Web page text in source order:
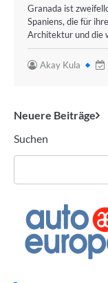
Granada ist
Spaniens, die für
Architektur und die
Akay Kula
Neuere Beiträge
Suchen